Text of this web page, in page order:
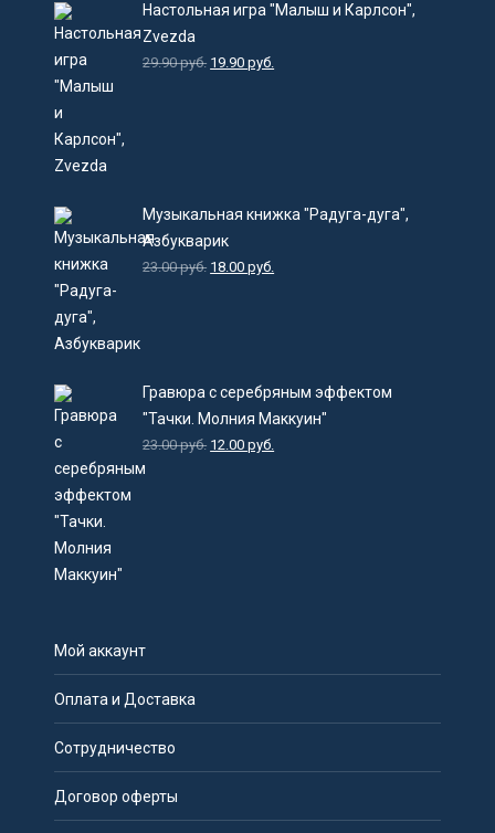
Настольная игра "Малыш и Карлсон",
Zvezda
29.90руб. 19.90руб.
Музыкальная книжка "Радуга-дуга",
Азбукварик
23.00руб. 18.00руб.
Гравюра с серебряным эффектом
"Тачки. Молния Маккуин"
23.00руб. 12.00руб.
Мой аккаунт
Оплата и Доставка
Сотрудничество
Договор оферты